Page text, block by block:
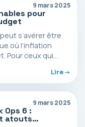
9 mars 2025
pour
s’avérer être
où l’inflation
Pour ceux qui
Lire ->
9 mars 2025
Ops 6 :
atouts